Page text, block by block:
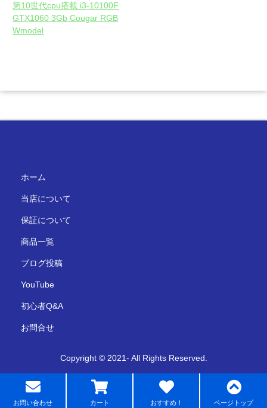
第10世代cpu搭載 i3-10100F
GTX1060 3Gb Cougar RGB
Wmodel
ホーム
当店について
保証について
商品一覧
ブログ投稿
YouTube
初心者Q&A
お問合せ
Copyright © 2021- All Rights Reserved.
お問い合わせ カート おすすめ！ ページトップ